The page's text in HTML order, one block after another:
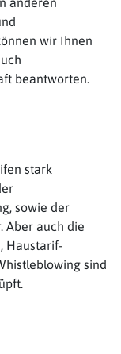
wir Ihnen
beantworten.
stark
sowie der
Aber auch die
Haus­tarif­
sind